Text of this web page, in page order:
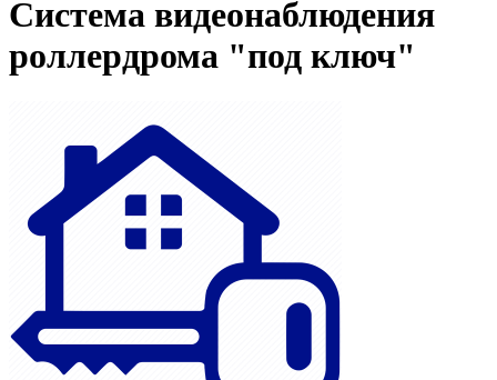
Система видеонаблюдения
роллердрома "под ключ"